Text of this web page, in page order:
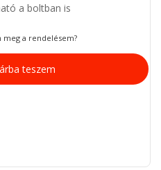
a boltban is
meg a rendelésem?
teszem